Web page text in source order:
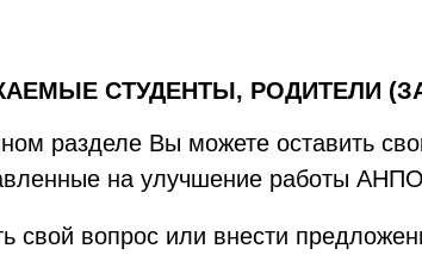
СТУДЕНТЫ, РОДИТЕЛИ
разделе Вы можете оставить
на улучшение работы
свой вопрос или внести